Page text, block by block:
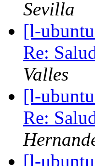
Sevilla
[l-
Re:
Valles
[l-
Re:
[l-